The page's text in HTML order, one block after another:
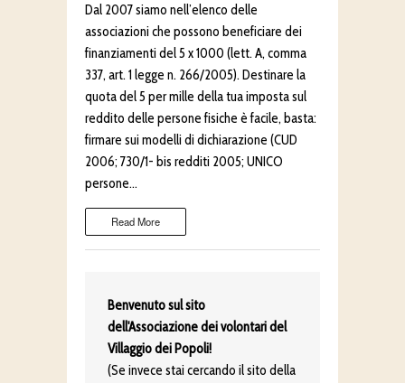
Dal 2007 siamo nell’elenco delle
associazioni che possono beneficiare dei
finanziamenti del 5 x 1000 (lett. A, comma
337, art. 1 legge n. 266/2005). Destinare la
quota del 5 per mille della tua imposta sul
reddito delle persone fisiche è facile, basta:
firmare sui modelli di dichiarazione (CUD
2006; 730/1- bis redditi 2005; UNICO
persone…
Read More
Benvenuto sul sito
dell'Associazione dei volontari del
Villaggio dei Popoli!
(Se invece stai cercando il sito della